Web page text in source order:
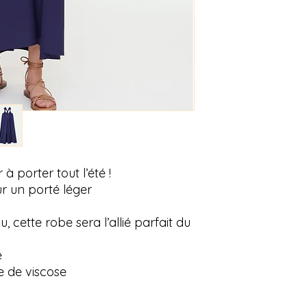
porter tout l’été !
un porté léger
cette robe sera l’allié parfait du
de viscose